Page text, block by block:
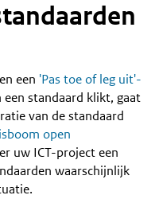
een 'Pas toe of leg uit'-
een standaard klikt, gaat
van de standaard
open
uw ICT-project een
waarschijnlijk